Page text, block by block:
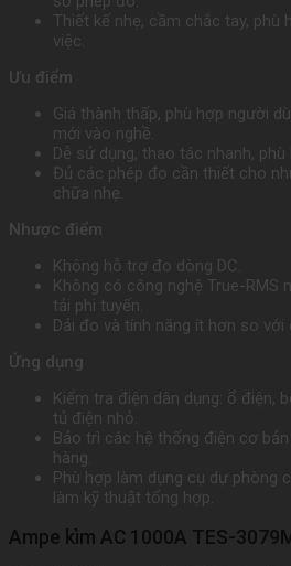
Thiết kế nhẹ, cầm chắc tay, phù
việc.
Ưu điểm
Giá thành thấp, phù hợp người
mới vào nghề.
Dễ sử dụng, thao tác nhanh,
Đủ các phép đo cần thiết cho
chữa nhẹ.
Nhược điểm
Không hỗ trợ đo dòng DC.
Không có công nghệ True-RMS
tải phi tuyến.
Dải đo và tính năng ít hơn so
Ứng dụng
Kiểm tra điện dân dụng: ổ điện,
tủ điện nhỏ.
Bảo trì các hệ thống điện cơ
hàng.
Phù hợp làm dụng cụ dự phòng
làm kỹ thuật tổng hợp.
Ampe kìm AC 1000A TES-